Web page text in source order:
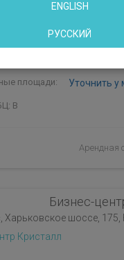
площади: Уточнить
B
Арендная
Бизнес-
Харьковское шоссе, 175,
ENGLISH
РУССКИЙ